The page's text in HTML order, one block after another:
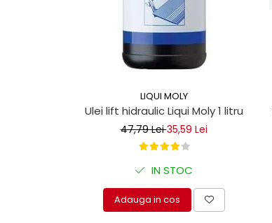
LIQUI MOLY
Ulei lift hidraulic Liqui Moly 1 litru
47,79 Lei35,59 Lei
IN STOC
Adauga in cos